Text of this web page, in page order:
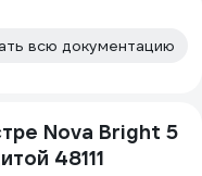
всю документацию
Nova Bright 5
48111